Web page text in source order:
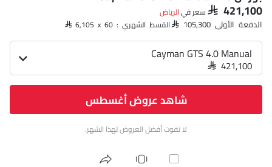
SAR 421,100 سعر فيالرياض‎
الدفعة الأولى SAR 105,300 القسط الشهري : SAR 6,105 x 60
Cayman GTS 4.0 Manual
SAR 421,100
شاهد عروض أغسطس
لا تفوت أفضل العروض لهذا الشهر.